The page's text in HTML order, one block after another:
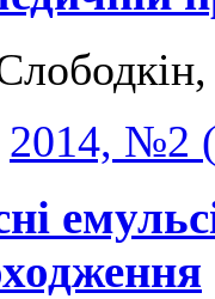
2014, №2